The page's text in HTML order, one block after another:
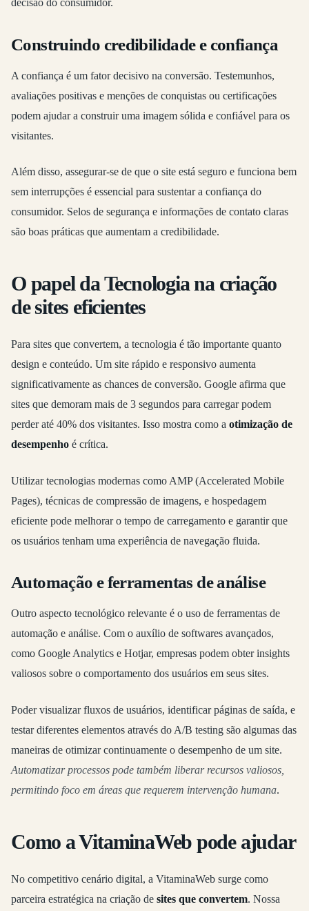
decisão do consumidor.
Construindo credibilidade e confiança
A confiança é um fator decisivo na conversão. Testemunhos,
avaliações positivas e menções de conquistas ou certificações
podem ajudar a construir uma imagem sólida e confiável para os
visitantes.
Além disso, assegurar-se de que o site está seguro e funciona bem
sem interrupções é essencial para sustentar a confiança do
consumidor. Selos de segurança e informações de contato claras
são boas práticas que aumentam a credibilidade.
O papel da Tecnologia na criação
de sites eficientes
Para sites que convertem, a tecnologia é tão importante quanto
design e conteúdo. Um site rápido e responsivo aumenta
significativamente as chances de conversão. Google afirma que
sites que demoram mais de 3 segundos para carregar podem
perder até 40% dos visitantes. Isso mostra como a otimização de
desempenho é crítica.
Utilizar tecnologias modernas como AMP (Accelerated Mobile
Pages), técnicas de compressão de imagens, e hospedagem
eficiente pode melhorar o tempo de carregamento e garantir que
os usuários tenham uma experiência de navegação fluida.
Automação e ferramentas de análise
Outro aspecto tecnológico relevante é o uso de ferramentas de
automação e análise. Com o auxílio de softwares avançados,
como Google Analytics e Hotjar, empresas podem obter insights
valiosos sobre o comportamento dos usuários em seus sites.
Poder visualizar fluxos de usuários, identificar páginas de saída, e
testar diferentes elementos através do A/B testing são algumas das
maneiras de otimizar continuamente o desempenho de um site.
Automatizar processos pode também liberar recursos valiosos,
permitindo foco em áreas que requerem intervenção humana.
Como a VitaminaWeb pode ajudar
No competitivo cenário digital, a VitaminaWeb surge como
parceira estratégica na criação de sites que convertem. Nossa